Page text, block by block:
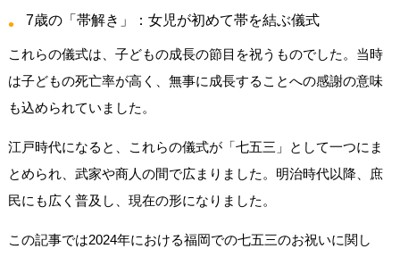
7歳の「帯解き」：女児が初めて帯を結ぶ儀式
これらの儀式は、子どもの成長の節目を祝うものでした。当時
は子どもの死亡率が高く、無事に成長することへの感謝の意味
も込められていました。
江戸時代になると、これらの儀式が「七五三」として一つにま
とめられ、武家や商人の間で広まりました。明治時代以降、庶
民にも広く普及し、現在の形になりました。
この記事では2024年における福岡での七五三のお祝いに関し